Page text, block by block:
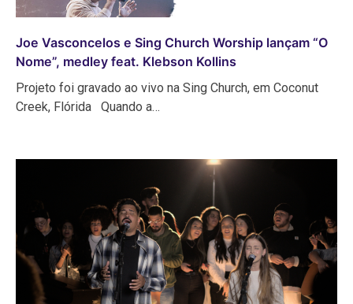
Joe Vasconcelos e Sing Church Worship lançam “O
Nome”, medley feat. Klebson Kollins
Projeto foi gravado ao vivo na Sing Church, em Coconut
Creek, Flórida Quando a…